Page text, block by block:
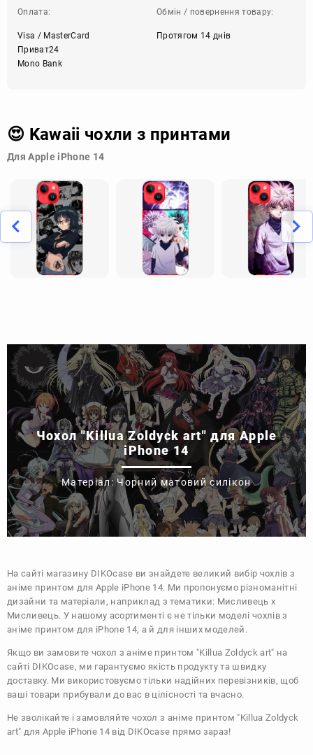
Оплата:
Visa / MasterCard
Приват24
Mono Bank
Обмін / повернення товару:
Протягом 14 днів
😍 Kawaii чохли з принтами
Для Apple iPhone 14
Чохол "Killua Zoldyck art" для Apple
iPhone 14
Матеріал: Чорний матовий силікон
На сайті магазину DIKOcase ви знайдете великий вибір чохлів з
аніме принтом для Apple iPhone 14. Ми пропонуємо різноманітні
дизайни та матеріали, наприклад з тематики: Мисливець х
Мисливець. У нашому асортименті є не тільки моделі чохлів з
аніме принтом для iPhone 14, а й для інших моделей.
Якщо ви замовите чохол з аніме принтом "Killua Zoldyck art" на
сайті DIKOcase, ми гарантуємо якість продукту та швидку
доставку. Ми використовуємо тільки надійних перевізників, щоб
ваші товари прибували до вас в цілісності та вчасно.
Не зволікайте і замовляйте чохол з аніме принтом "Killua Zoldyck
art" для Apple iPhone 14 від DIKOcase прямо зараз!